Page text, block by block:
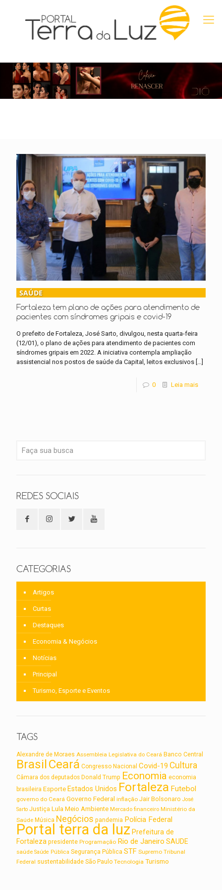
SAÚDE
Fortaleza tem plano de ações para atendimento de
pacientes com síndromes gripais e covid-19
O prefeito de Fortaleza, José Sarto, divulgou, nesta quarta-feira
(12/01), o plano de ações para atendimento de pacientes com
síndromes gripais em 2022. A iniciativa contempla ampliação
assistencial nos postos de saúde da Capital, leitos exclusivos […]
0 Leia mais
REDES SOCIAIS
CATEGORIAS
Artigos
Curtas
Destaques
Economia & Negócios
Notícias
Principal
Turismo, Esporte e Eventos
TAGS
Alexandre de Moraes Assembleia Legislativa do Ceará Banco Central
BrasilCeará Congresso Nacional Covid-19 Cultura
Câmara dos deputados Donald Trump Economia economia
brasileira Esporte Estados Unidos Fortaleza Futebol
governo do Ceará Governo Federal inflação Jair Bolsonaro José
Sarto Justiça Lula Meio Ambiente Mercado financeiro Ministério da
Saúde Música Negócios pandemia Polícia Federal
Portal terra da luz Prefeitura de
Fortaleza presidente Programação Rio de Janeiro SAUDE
saúde Saúde Pública Segurança Pública STF Supremo Tribunal
Federal sustentabilidade São Paulo Tecnologia Turismo